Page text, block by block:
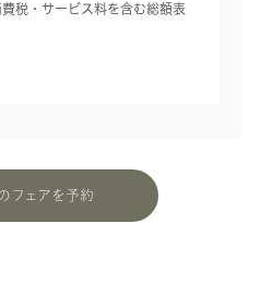
税・サービス料を含む総額表
フェアを予約